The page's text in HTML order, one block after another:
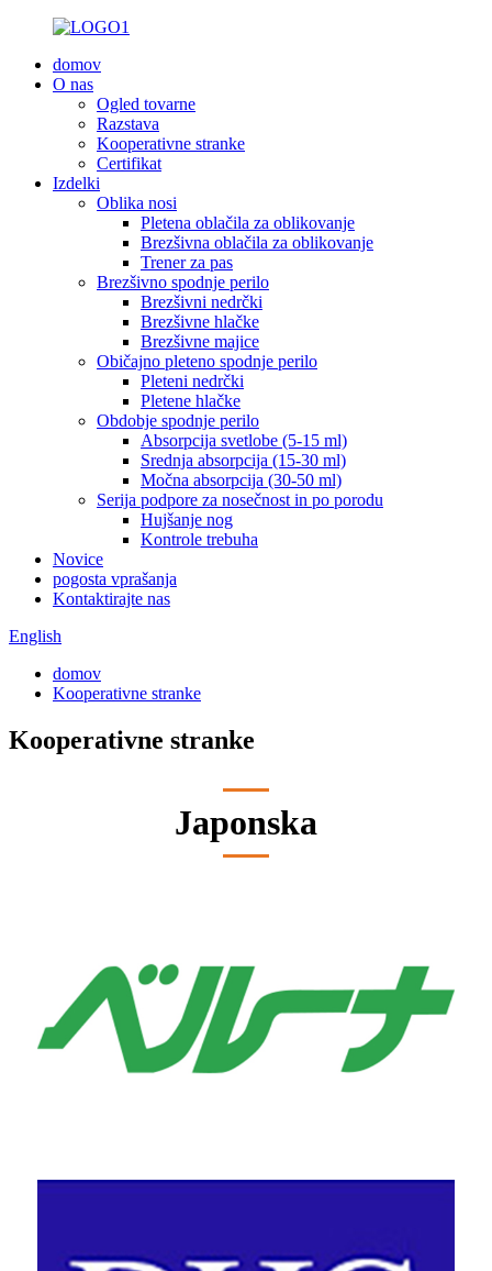
domov
O nas
Ogled tovarne
Razstava
Kooperativne stranke
Certifikat
Izdelki
Oblika nosi
Pletena oblačila za oblikovanje
Brezšivna oblačila za oblikovanje
Trener za pas
Brezšivno spodnje perilo
Brezšivni nedrčki
Brezšivne hlačke
Brezšivne majice
Običajno pleteno spodnje perilo
Pleteni nedrčki
Pletene hlačke
Obdobje spodnje perilo
Absorpcija svetlobe (5-15 ml)
Srednja absorpcija (15-30 ml)
Močna absorpcija (30-50 ml)
Serija podpore za nosečnost in po porodu
Hujšanje nog
Kontrole trebuha
Novice
pogosta vprašanja
Kontaktirajte nas
English
domov
Kooperativne stranke
Kooperativne stranke
Japonska